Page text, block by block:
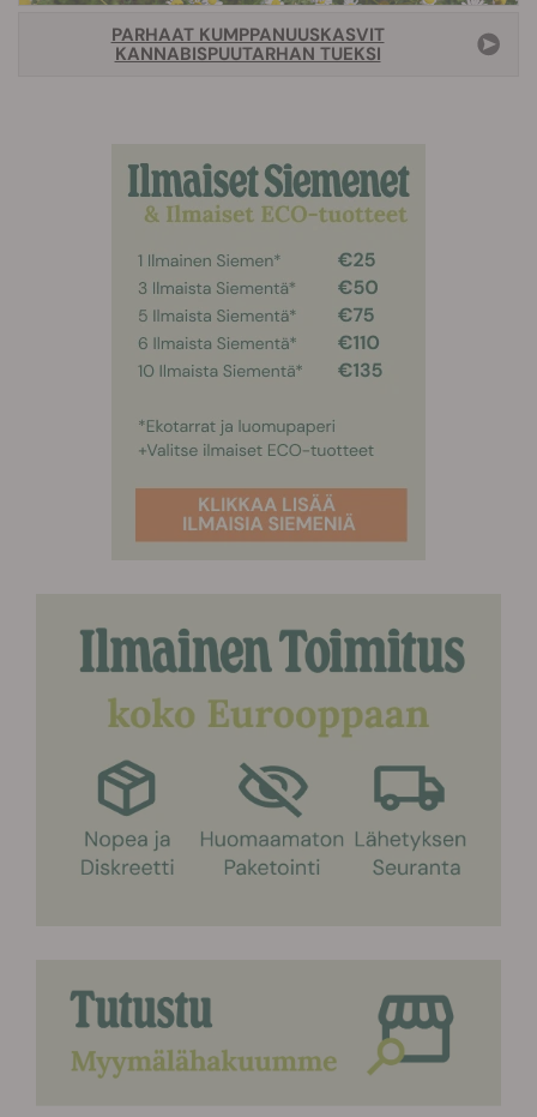
PARHAAT KUMPPANUUSKASVIT
KANNABISPUUTARHAN TUEKSI